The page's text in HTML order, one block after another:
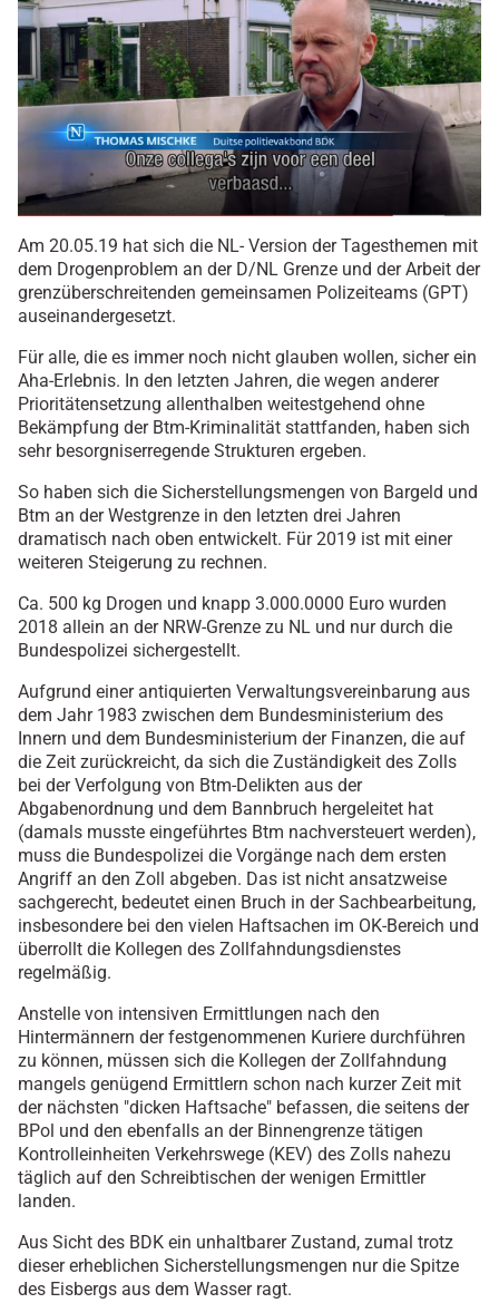
Am 20.05.19 hat sich die NL- Version der Tagesthemen mit
dem Drogenproblem an der D/NL Grenze und der Arbeit der
grenzüberschreitenden gemeinsamen Polizeiteams (GPT)
auseinandergesetzt.
Für alle, die es immer noch nicht glauben wollen, sicher ein
Aha-Erlebnis. In den letzten Jahren, die wegen anderer
Prioritätensetzung allenthalben weitestgehend ohne
Bekämpfung der Btm-Kriminalität stattfanden, haben sich
sehr besorgniserregende Strukturen ergeben.
So haben sich die Sicherstellungsmengen von Bargel d und
Btm an der Westgrenze in den letzten drei Jahren
dramatisch nach oben entwickelt. Für 2019 ist mit einer
weiteren Steigerung zu rechnen.
Ca. 500 kg Drogen und knapp 3.000.0000 Euro wurden
2018 allein an der NRW-Grenze zu NL und nur durch die
Bundespolizei sichergestellt.
Aufgrund einer antiquierten Verwaltungsvereinbarung aus
dem Jahr 1983 zwischen dem Bundesministerium des
Innern und dem Bundesministerium der Finanzen, die auf
die Zeit zurückreicht, da sich die Zuständigkeit des Zolls
bei der Verfolgung von Btm-Delikten aus der
Abgabenordnung und dem Bannbruch hergeleitet hat
(damals musste eingeführtes Btm nachversteuert werden),
muss die Bundespolizei die Vorgänge nach dem ersten
Angriff an den Zoll abgeben. Das ist nicht ansatzweise
sachgerecht, bedeutet einen Bruch in der Sachbearbeitung,
insbesondere bei den vielen Haftsachen im OK-Bereich und
überrollt die Kollegen des Zollfahndungsdienstes
regelmäßig.
Anstelle von intensiven Ermittlungen nach den
Hintermännern der festgenommenen Kuriere durchführen
zu können, müssen sich die Kollegen der Zollfahndung
mangels genügend Ermittlern schon nach kurzer Zeit mit
der nächsten "dicken Haftsache" befassen, die seitens der
BPol und den ebenfalls an der Binnengrenze tätigen
Kontrolleinheiten Verkehrswege (KEV) des Zolls nahezu
täglich auf den Schreibtischen der wenigen Ermittler
landen.
Aus Sicht des BDK ein unhaltbarer Zustand, zumal trotz
dieser erheblichen Sicherstellungsmengen nur die Spitze
des Eisbergs aus dem Wasser ragt.